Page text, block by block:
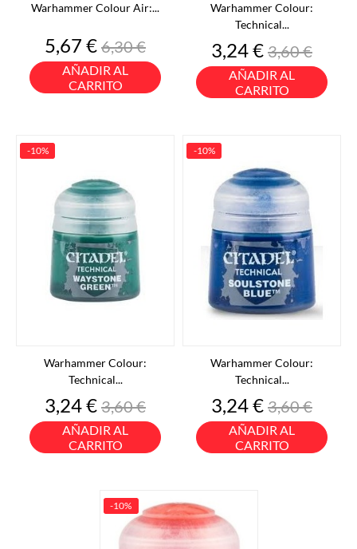
Warhammer Colour Air:...
Precio
5,67 €Precio
base
6,30 €
AÑADIR AL
CARRITO
Warhammer Colour:
Technical...
Precio
3,24 €Precio
base
3,60 €
AÑADIR AL
CARRITO
Warhammer Colour:
Technical...
Precio
3,24 €Precio
base
3,60 €
AÑADIR AL
CARRITO
-10%
Warhammer Colour:
Technical...
Precio
3,24 €Precio
base
3,60 €
AÑADIR AL
CARRITO
-10%
-10%